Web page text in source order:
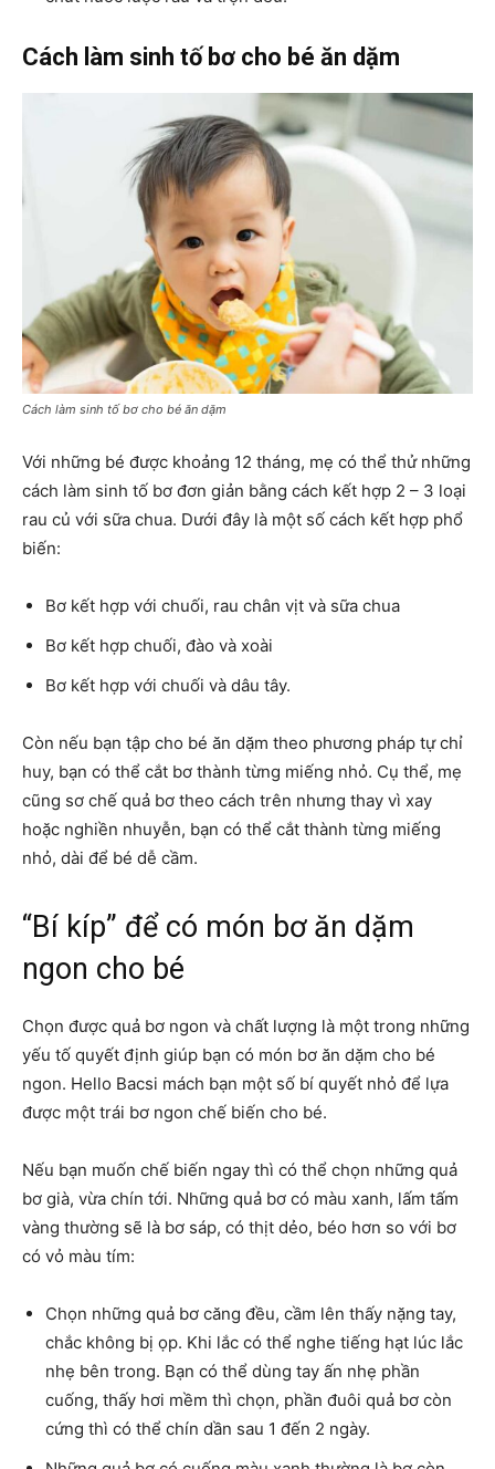
Cách làm sinh tố bơ cho bé ăn dặm
Cách làm sinh tố bơ cho bé ăn dặm
Với những bé được khoảng 12 tháng, mẹ có thể thử những
cách làm sinh tố bơ đơn giản bằng cách kết hợp 2 – 3 loại
rau củ với sữa chua. Dưới đây là một số cách kết hợp phổ
biến:
Bơ kết hợp với chuối, rau chân vịt và sữa chua
Bơ kết hợp chuối, đào và xoài
Bơ kết hợp với chuối và dâu tây.
Còn nếu bạn tập cho bé ăn dặm theo phương pháp tự chỉ
huy, bạn có thể cắt bơ thành từng miếng nhỏ. Cụ thể, mẹ
cũng sơ chế quả bơ theo cách trên nhưng thay vì xay
hoặc nghiền nhuyễn, bạn có thể cắt thành từng miếng
nhỏ, dài để bé dễ cầm.
“Bí kíp” để có món bơ ăn dặm
ngon cho bé
Chọn được quả bơ ngon và chất lượng là một trong những
yếu tố quyết định giúp bạn có món bơ ăn dặm cho bé
ngon. Hello Bacsi mách bạn một số bí quyết nhỏ để lựa
được một trái bơ ngon chế biến cho bé.
Nếu bạn muốn chế biến ngay thì có thể chọn những quả
bơ già, vừa chín tới. Những quả bơ có màu xanh, lấm tấm
vàng thường sẽ là bơ sáp, có thịt dẻo, béo hơn so với bơ
có vỏ màu tím:
Chọn những quả bơ căng đều, cầm lên thấy nặng tay,
chắc không bị ọp. Khi lắc có thể nghe tiếng hạt lúc lắc
nhẹ bên trong. Bạn có thể dùng tay ấn nhẹ phần
cuống, thấy hơi mềm thì chọn, phần đuôi quả bơ còn
cứng thì có thể chín dần sau 1 đến 2 ngày.